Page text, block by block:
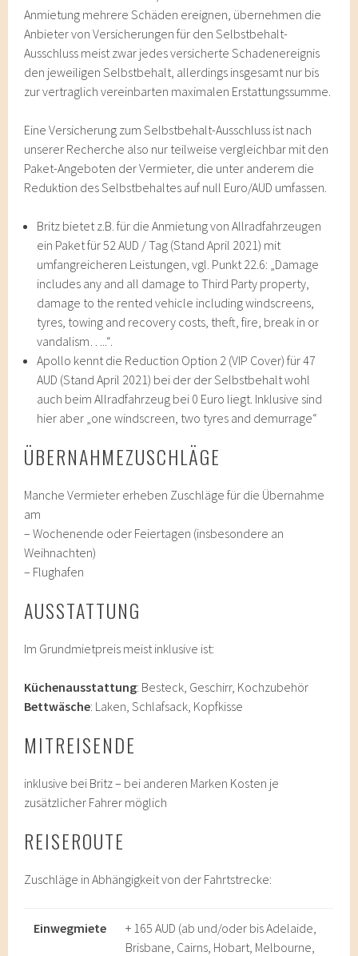
Anmietung mehrere Schäden ereignen, übernehmen die
Anbieter von Versicherungen für den Selbstbehalt-
Ausschluss meist zwar jedes versicherte Schadenereignis
den jeweiligen Selbstbehalt, allerdings insgesamt nur bis
zur vertraglich vereinbarten maximalen Erstattungssumme.
Eine Versicherung zum Selbstbehalt-Ausschluss ist nach
unserer Recherche also nur teilweise vergleichbar mit den
Paket-Angeboten der Vermieter, die unter anderem die
Reduktion des Selbstbehaltes auf null Euro/AUD umfassen.
Britz bietet z.B. für die Anmietung von Allradfahrzeugen
ein Paket für 52 AUD / Tag (Stand April 2021) mit
umfangreicheren Leistungen, vgl. Punkt 22.6: „Damage
includes any and all damage to Third Party property,
damage to the rented vehicle including windscreens,
tyres, towing and recovery costs, theft, fire, break in or
vandalism…..“.
Apollo kennt die Reduction Option 2 (VIP Cover) für 47
AUD (Stand April 2021) bei der der Selbstbehalt wohl
auch beim Allradfahrzeug bei 0 Euro liegt. Inklusive sind
hier aber „one windscreen, two tyres and demurrage“
ÜBERNAHMEZUSCHLÄGE
Manche Vermieter erheben Zuschläge für die Übernahme
am
– Wochenende oder Feiertagen (insbesondere an
Weihnachten)
– Flughafen
AUSSTATTUNG
Im Grundmietpreis meist inklusive ist:
Küchenausstattung: Besteck, Geschirr, Kochzubehör
Bettwäsche: Laken, Schlafsack, Kopfkisse
MITREISENDE
inklusive bei Britz – bei anderen Marken Kosten je
zusätzlicher Fahrer möglich
REISEROUTE
Zuschläge in Abhängigkeit von der Fahrtstrecke:
Einwegmiete
+ 165 AUD (ab und/oder bis Adelaide,
Brisbane, Cairns, Hobart, Melbourne,